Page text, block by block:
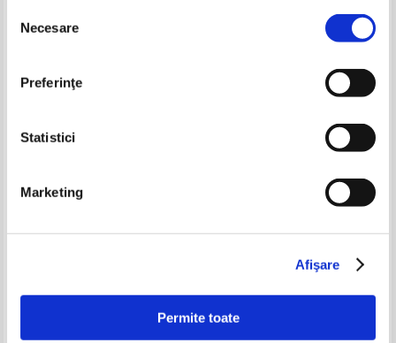
consimțământului
Necesare
Preferinţe
Statistici
Marketing
Afişare
Permite toate
Aristotel - Poetica
Adaugă în coș
Basile Valentin - Cele 12 chei ale
-35%